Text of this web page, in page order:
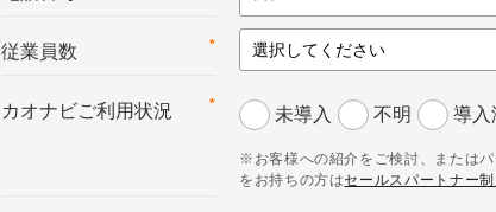
*
従業員数
*
カオナビご利用状況 未導入 不明 導入
※お客様への紹介をご検討、または
をお持ちの方はセールスパートナー